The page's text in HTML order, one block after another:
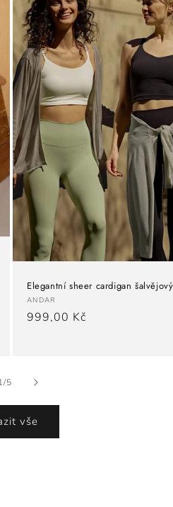
Elegantní sheer cardigan šalvějový
Dodavatel:
ANDAR
Běžná
999,00 Kč
/z5
vše